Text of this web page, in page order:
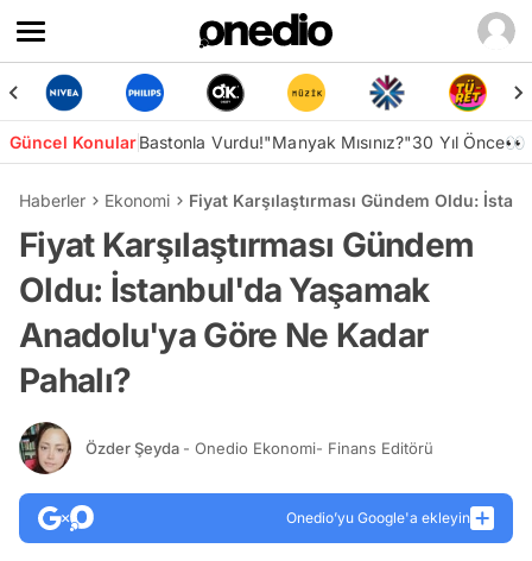
Güncel KonularBastonla Vurdu!"Manyak Mısınız?"30 Yıl Önce👀
Haberler Ekonomi Fiyat Karşılaştırması Gündem Oldu:
Fiyat Karşılaştırması Gündem
Oldu: İstanbul'da Yaşamak
Anadolu'ya Göre Ne Kadar
Pahalı?
Özder Şeyda - Onedio Ekonomi- Finans Editörü
Onedio’yu Google'a ekleyin